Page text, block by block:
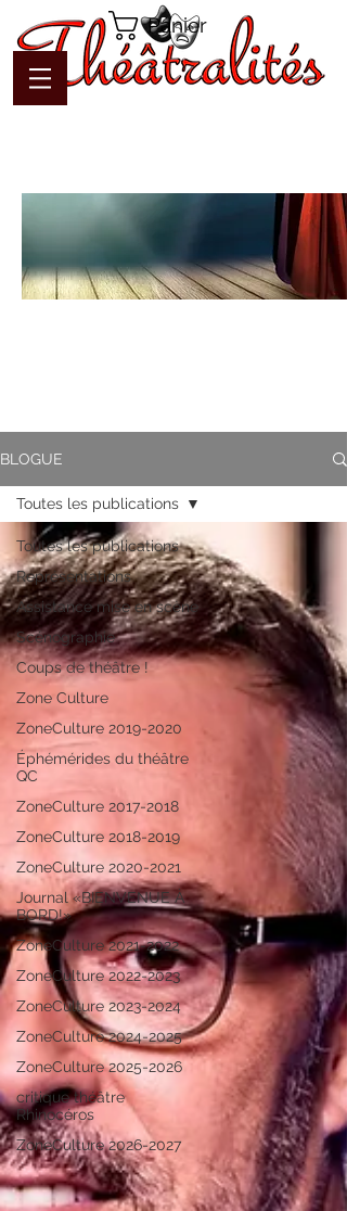
Panier
BLOGUE
Toutes les publications
Représentations
Assistance mise en scène
Scénographie
Coups de théâtre !
Zone Culture
ZoneCulture 2019-2020
Éphémérides du théâtre
QC
ZoneCulture 2017-2018
ZoneCulture 2018-2019
ZoneCulture 2020-2021
Journal «BIENVENUE À
BORD!»
ZoneCulture 2021-2022
ZoneCulture 2022-2023
ZoneCulture 2023-2024
ZoneCulture 2024-2025
ZoneCulture 2025-2026
critique théâtre
Rhinocéros
ZoneCulture 2026-2027
Toutes les publications